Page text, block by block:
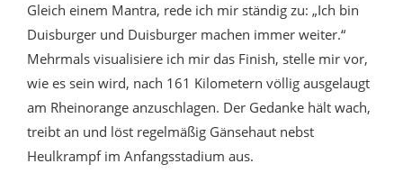
Gleich einem Mantra, rede ich mir ständig zu: „Ich bin
Duisburger und Duisburger machen immer weiter.“
Mehrmals visualisiere ich mir das Finish, stelle mir vor,
wie es sein wird, nach 161 Kilometern völlig ausgelaugt
am Rheinorange anzuschlagen. Der Gedanke hält wach,
treibt an und löst regelmäßig Gänsehaut nebst
Heulkrampf im Anfangsstadium aus.